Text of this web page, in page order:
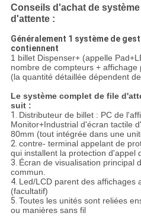
Conseils d'achat de
d'attente :
Généralement 1 système de
contiennent
1 billet Dispenser+ (appelle
nombre de compteurs +
(la quantité détaillée dépendent
Le système complet de file
suit :
1. Distributeur de billet : PC de
Monitor+Industrial d'écran tactile
80mm (tout intégrée dans une
2. contre- terminal appelant de
qui installent la protection d'appel
3. Écran de visualisation principal
commun.
4. Led/LCD parent des affichages
(facultatif)
5. Toutes les unités sont reliées
ou manières sans fil